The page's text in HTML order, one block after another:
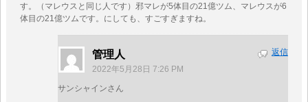
す。（マレウスと同じ人です）邪マレが5体目の21億ツム、マレウスが6
体目の21億ツムです。にしても、すごすぎますね。
管理人
2022年5月28日 7:26 PM
サンシャインさん
返信